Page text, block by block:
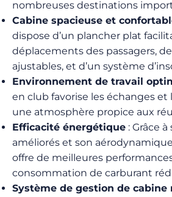
nombreuses destinations
Cabine spacieuse et
dispose d’un plancher plat
déplacements des passagers,
ajustables, et d’un système
Environnement de travail
en club favorise les échanges et
une atmosphère propice aux
Efficacité énergétique : Grâce
améliorés et son
offre de meilleures
consommation de carburant
Système de gestion de cabine